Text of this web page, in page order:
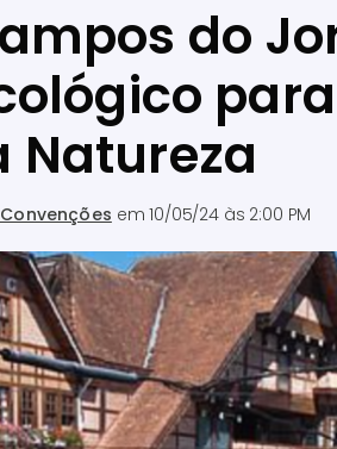
do
Natureza
em10/05/24 às 2:00 PM